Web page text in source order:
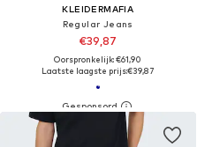
KLEIDERMAFIA
Regular Jeans
€39,87
Oorspronkelijk: €61,90
Laatste laagste prijs:€39,87